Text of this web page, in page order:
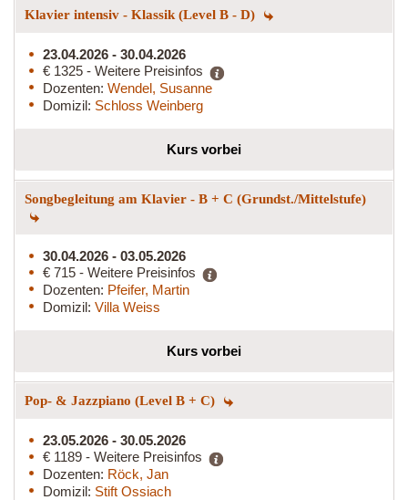
Klavier intensiv - Klassik (Level B - D)
23.04.2026 - 30.04.2026
€ 1325 - Weitere Preisinfos
Dozenten: Wendel, Susanne
Domizil: Schloss Weinberg
Kurs vorbei
Songbegleitung am Klavier - B + C (Grundst./Mittelstufe)
30.04.2026 - 03.05.2026
€ 715 - Weitere Preisinfos
Dozenten: Pfeifer, Martin
Domizil: Villa Weiss
Kurs vorbei
Pop- & Jazzpiano (Level B + C)
23.05.2026 - 30.05.2026
€ 1189 - Weitere Preisinfos
Dozenten: Röck, Jan
Domizil: Stift Ossiach